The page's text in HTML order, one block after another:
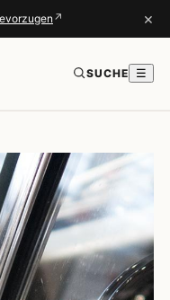
↗ ×
SUCHE ☰